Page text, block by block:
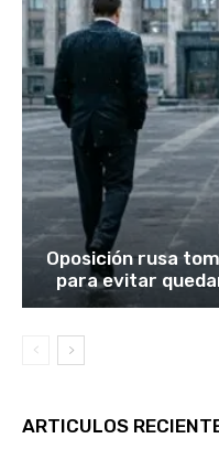
Oposición rusa
para evitar
ARTICULOS